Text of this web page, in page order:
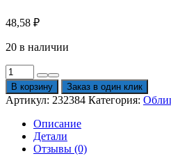
48,58 ₽
20 в наличии
Количество
товара
Кирпич
облицовочный
Braer
Баварская
кладка
В корзину Заказ в один клик
Артикул: 232384 Категория:
Описание
Детали
Отзывы (0)